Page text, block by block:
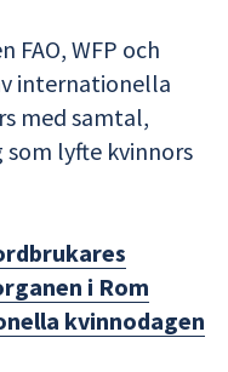
FAO, WFP och
internationella
med samtal,
lyfte kvinnors
i Rom
kvinnodagen